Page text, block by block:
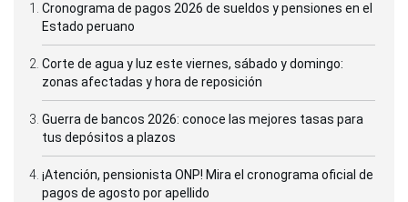
Cronograma de pagos 2026 de sueldos y pensiones en el
Estado peruano
Corte de agua y luz este viernes, sábado y domingo:
zonas afectadas y hora de reposición
Guerra de bancos 2026: conoce las mejores tasas para
tus depósitos a plazos
¡Atención, pensionista ONP! Mira el cronograma oficial de
pagos de agosto por apellido